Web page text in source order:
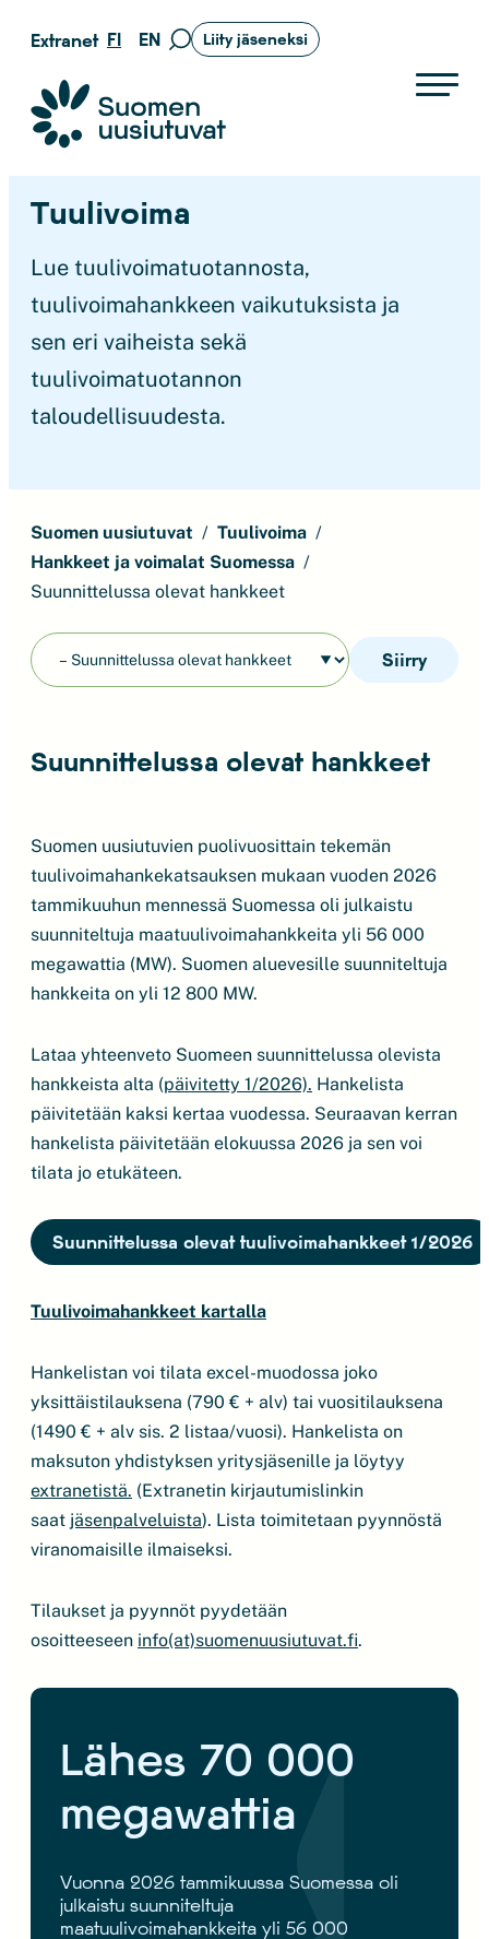
Siirry
sisältöön
Extranet FI EN
Siirry
Liity jäseneksi
Suomen uusiutuvat ry
Tuulivoima
Lue tuulivoimatuotannosta,
tuulivoimahankkeen vaikutuksista ja
sen eri vaiheista sekä
tuulivoimatuotannon
taloudellisuudesta.
Suomen uusiutuvat
Tuulivoima
Hankkeet ja voimalat Suomessa
Suunnittelussa olevat hankkeet
Siirry
Suunnittelussa olevat hankkeet
Suomen uusiutuvien puolivuosittain tekemän
tuulivoimahankekatsauksen mukaan vuoden 2026
tammikuuhun mennessä Suomessa oli julkaistu
suunniteltuja maatuulivoimahankkeita yli 56 000
megawattia (MW). Suomen aluevesille suunniteltuja
hankkeita on yli 12 800 MW.
Lataa yhteenveto Suomeen suunnittelussa olevista
hankkeista alta (päivitetty 1/2026). Hankelista
päivitetään kaksi kertaa vuodessa. Seuraavan kerran
hankelista päivitetään elokuussa 2026 ja sen voi
tilata jo etukäteen.
Suunnittelussa olevat tuulivoimahankkeet 1/2026
Tuulivoimahankkeet kartalla
Hankelistan voi tilata excel-muodossa joko
yksittäistilauksena (790 € + alv) tai vuositilauksena
(1490 € + alv sis. 2 listaa/vuosi). Hankelista on
maksuton yhdistyksen yritysjäsenille ja löytyy
extranetistä. (Extranetin kirjautumislinkin
saat jäsenpalveluista). Lista toimitetaan pyynnöstä
viranomaisille ilmaiseksi.
Tilaukset ja pyynnöt pyydetään
osoitteeseen info(at)suomenuusiutuvat.fi.
Lähes 70 000
megawattia
Vuonna 2026 tammikuussa Suomessa oli
julkaistu suunniteltuja
maatuulivoimahankkeita yli 56 000